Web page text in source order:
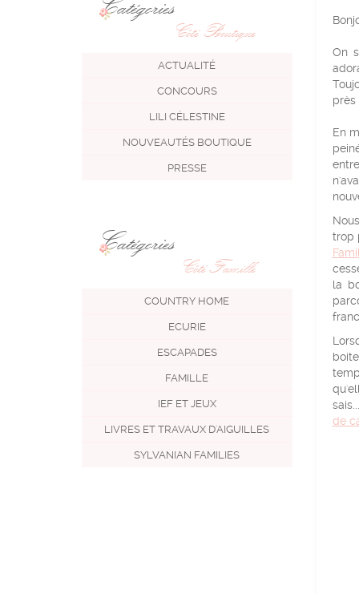
Côté Boutique
ACTUALITÉ
CONCOURS
LILI CÉLESTINE
NOUVEAUTÉS BOUTIQUE
PRESSE
Catégories
Côté Famille
COUNTRY HOME
ECURIE
ESCAPADES
FAMILLE
IEF ET JEUX
LIVRES ET TRAVAUX D'AIGUILLES
SYLVANIAN FAMILIES
On
près
En
trop
la
de